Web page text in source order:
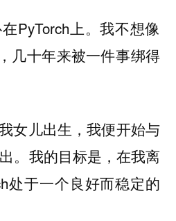
PyTorch上。我不想像
几十年来被一件事绑得
女儿出生，我便开始与
。我的目标是，在我离
处于一个良好而稳定的